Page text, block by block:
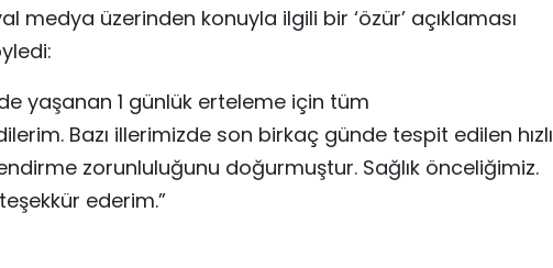
medya üzerinden konuyla ilgili bir ‘özür’ açıklaması
yaşanan 1 günlük erteleme için tüm
Bazı illerimizde son birkaç günde tespit edilen hızlı
zorunluluğunu doğurmuştur. Sağlık önceliğimiz.
teşekkür ederim.”